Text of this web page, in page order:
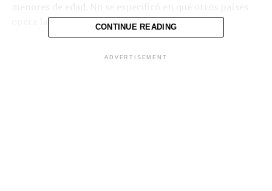
opera la red.
por el delito de adquisición o posesión de material
CONTINUE READING
ADVERTISEMENT